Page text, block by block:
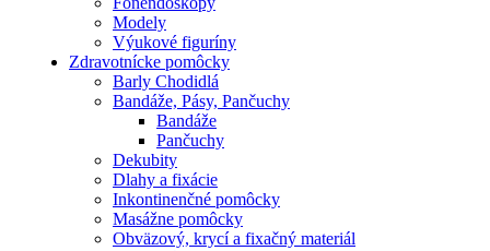
Modely
Výukové figuríny
Zdravotnícke pomôcky
Barly Chodidlá
Bandáže, Pásy, Pančuchy
Bandáže
Pančuchy
Dekubity
Dlahy a fixácie
Inkontinenčné pomôcky
Masážne pomôcky
Obväzový, krycí a fixačný materiál